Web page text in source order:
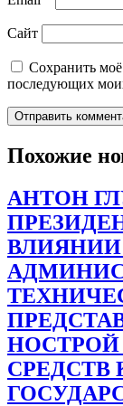
Сайт
Сохранить моё
последующих
Похожие
АНТОН